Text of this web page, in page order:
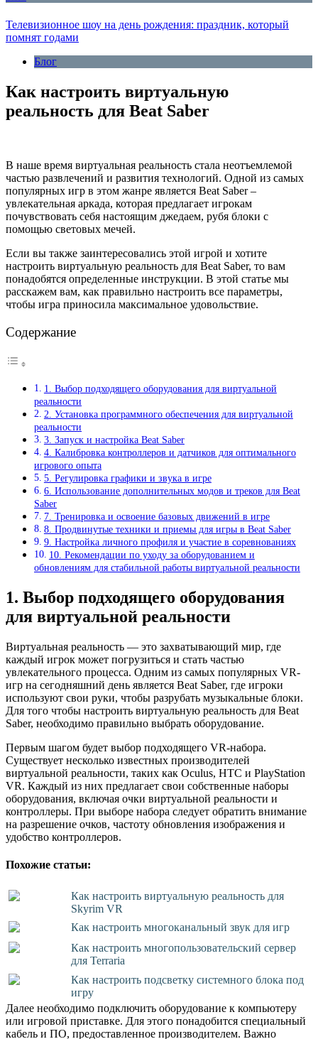
Телевизионное шоу на день рождения: праздник, который
помнят годами
Блог
Как настроить виртуальную
реальность для Beat Saber
В наше время виртуальная реальность стала неотъемлемой
частью развлечений и развития технологий. Одной из самых
популярных игр в этом жанре является Beat Saber –
увлекательная аркада, которая предлагает игрокам
почувствовать себя настоящим джедаем, рубя блоки с
помощью световых мечей.
Если вы также заинтересовались этой игрой и хотите
настроить виртуальную реальность для Beat Saber, то вам
понадобятся определенные инструкции. В этой статье мы
расскажем вам, как правильно настроить все параметры,
чтобы игра приносила максимальное удовольствие.
Содержание
1. Выбор подходящего оборудования для виртуальной
реальности
2. Установка программного обеспечения для виртуальной
реальности
3. Запуск и настройка Beat Saber
4. Калибровка контроллеров и датчиков для оптимального
игрового опыта
5. Регулировка графики и звука в игре
6. Использование дополнительных модов и треков для Beat
Saber
7. Тренировка и освоение базовых движений в игре
8. Продвинутые техники и приемы для игры в Beat Saber
9. Настройка личного профиля и участие в соревнованиях
10. Рекомендации по уходу за оборудованием и
обновлениям для стабильной работы виртуальной реальности
1. Выбор подходящего оборудования
для виртуальной реальности
Виртуальная реальность — это захватывающий мир, где
каждый игрок может погрузиться и стать частью
увлекательного процесса. Одним из самых популярных VR-
игр на сегодняшний день является Beat Saber, где игроки
используют свои руки, чтобы разрубать музыкальные блоки.
Для того чтобы настроить виртуальную реальность для Beat
Saber, необходимо правильно выбрать оборудование.
Первым шагом будет выбор подходящего VR-набора.
Существует несколько известных производителей
виртуальной реальности, таких как Oculus, HTC и PlayStation
VR. Каждый из них предлагает свои собственные наборы
оборудования, включая очки виртуальной реальности и
контроллеры. При выборе набора следует обратить внимание
на разрешение очков, частоту обновления изображения и
удобство контроллеров.
Похожие статьи:
Как настроить виртуальную реальность для
Skyrim VR
Как настроить многоканальный звук для игр
Как настроить многопользовательский сервер
для Terraria
Как настроить подсветку системного блока под
игру
Далее необходимо подключить оборудование к компьютеру
или игровой приставке. Для этого понадобится специальный
кабель и ПО, предоставленное производителем. Важно